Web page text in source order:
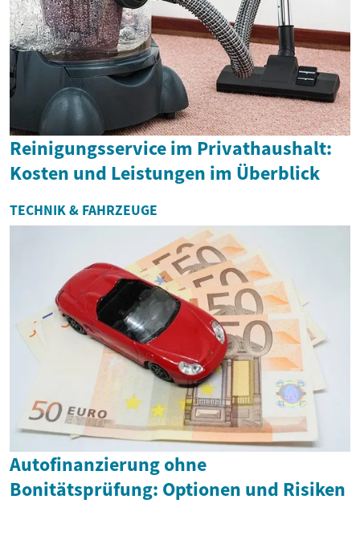
Reinigungsservice im Privathaushalt:
Kosten und Leistungen im Überblick
TECHNIK & FAHRZEUGE
Autofinanzierung ohne
Bonitätsprüfung: Optionen und Risiken